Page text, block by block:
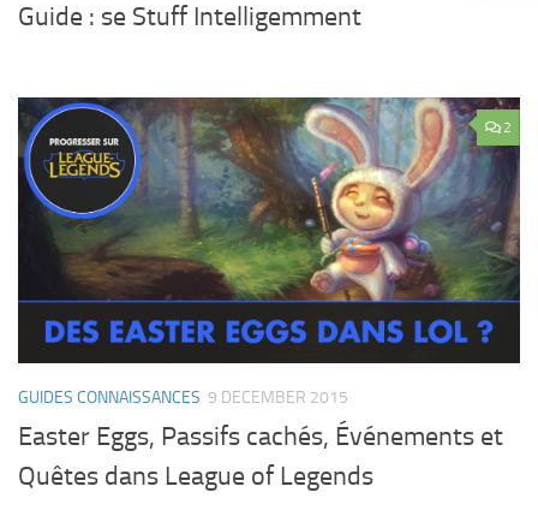
Guide : se Stuff Intelligemment
2
GUIDES CONNAISSANCES 9 DECEMBER 2015
Easter Eggs, Passifs cachés, Événements et
Quêtes dans League of Legends